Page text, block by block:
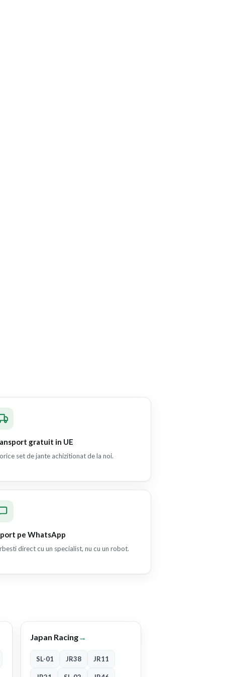
gratuit in UE
set de jante achizitionat de la noi.
pe WhatsApp
direct cu un specialist, nu cu un robot.
Japan Racing→
SL-01 JR38 JR11